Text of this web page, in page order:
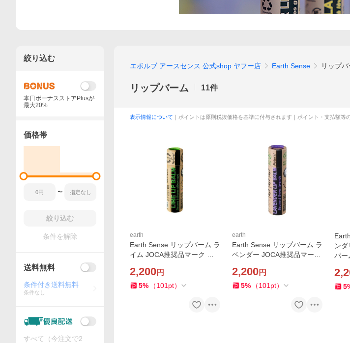
エボルブ アースセンス 公式shop ヤフー店 Earth Sense リップバ
リップバーム 11件
表示情報について ｜ポイントは原則税抜価格を基準に付与されます｜ポイント・支払額
earth
Earth Sense リップバーム ラ
イム JOCA推奨品マーク パ
ンス オーガニック サステナ
ブル コスメ
2,200円
5% （101 pt）
earth
Earth Sense リップバーム ラ
ベンダー JOCA推奨品マーク
センス オーガニック サステ
ナブル コスメ
2,200円
5% （101 pt）
ン
パー
ナブ
5
絞り込む
本日ボーナスストアPlusが
最大20%
価格帯
〜
絞り込む
条件を解除
送料無料
条件付き送料無料
条件なし
すべて（今注文で2